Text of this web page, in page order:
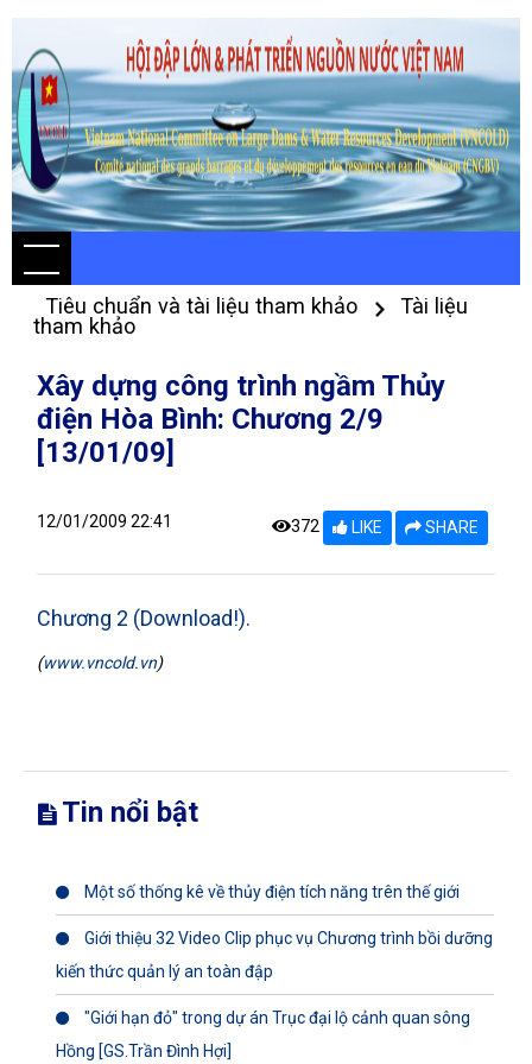
Tiêu chuẩn và tài liệu tham khảo
Tài liệu
tham khảo
Xây dựng công trình ngầm Thủy
điện Hòa Bình: Chương 2/9
[13/01/09]
12/01/2009 22:41 372 LIKE SHARE
Chương 2 (Download!).
(www.vncold.vn)
Tin nổi bật
Một số thống kê về thủy điện tích năng trên thế giới
Giới thiệu 32 Video Clip phục vụ Chương trình bồi dưỡng
kiến thức quản lý an toàn đập
"Giới hạn đỏ" trong dự án Trục đại lộ cảnh quan sông
Hồng [GS.Trần Đình Hợi]